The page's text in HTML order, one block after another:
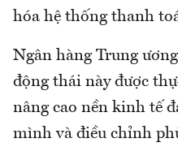
hóa hệ thống thanh
Ngân hàng Trung
động thái này được
nâng cao nền kinh tế
mình và điều chỉnh